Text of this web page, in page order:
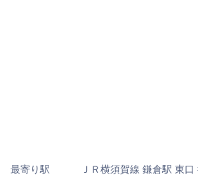
最寄り駅 ＪＲ横須賀線 鎌倉駅 東口